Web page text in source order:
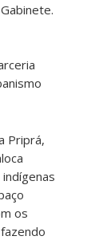
Priprá,
os